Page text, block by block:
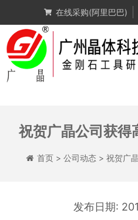
至
内
容
在线采购(阿里巴巴)
祝贺广晶公司获得
首页> 公司动态> 祝贺广